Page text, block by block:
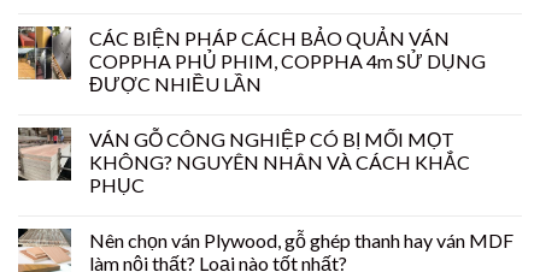
CÁC BIỆN PHÁP CÁCH BẢO QUẢN VÁN
COPPHA PHỦ PHIM, COPPHA 4m SỬ DỤNG
ĐƯỢC NHIỀU LẦN
VÁN GỖ CÔNG NGHIỆP CÓ BỊ MỐI MỌT
KHÔNG? NGUYÊN NHÂN VÀ CÁCH KHẮC
PHỤC
Nên chọn ván Plywood, gỗ ghép thanh hay ván MDF
làm nội thất? Loại nào tốt nhất?